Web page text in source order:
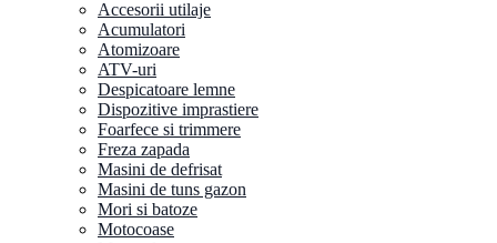
Accesorii utilaje
Acumulatori
Atomizoare
ATV-uri
Despicatoare lemne
Dispozitive imprastiere
Foarfece si trimmere
Freza zapada
Masini de defrisat
Masini de tuns gazon
Mori si batoze
Motocoase